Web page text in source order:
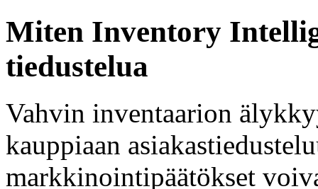
Miten Inventory
tiedustelua
Vahvin inventaarion
kauppiaan
markkinointipäätökset